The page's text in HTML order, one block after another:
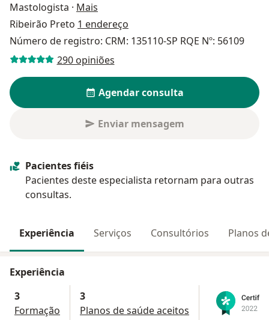
Mastologista · Mais
Ribeirão Preto 1 endereço
Número de registro: CRM: 135110-SP RQE Nº: 56109
290 opiniões
Agendar consulta
Enviar mensagem
Pacientes fiéis
Pacientes deste especialista retornam para outras
consultas.
Experiência Serviços Consultórios Planos
Experiência
3
Formação
3
Planos de saúde aceitos